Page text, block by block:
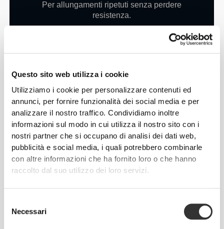
Questo sito web utilizza i cookie
Utilizziamo i cookie per personalizzare contenuti ed
annunci, per fornire funzionalità dei social media e per
analizzare il nostro traffico. Condividiamo inoltre
informazioni sul modo in cui utilizza il nostro sito con i
nostri partner che si occupano di analisi dei dati web,
pubblicità e social media, i quali potrebbero combinarle
con altre informazioni che ha fornito loro o che hanno
raccolto dal suo utilizzo dei loro servizi.
delNecessari
Per allungamenti ripetuti senza perdere
resistenza.